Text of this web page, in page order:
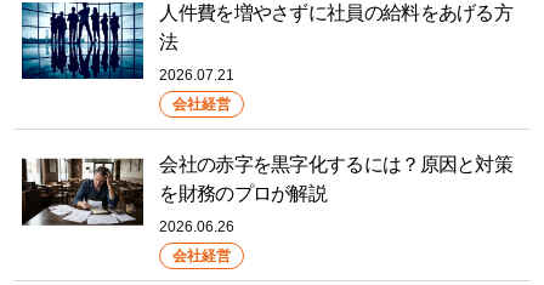
人件費を増やさずに社員の給料をあげる方
法
2026.07.21
会社経営
会社の赤字を黒字化するには？原因と対策
を財務のプロが解説
2026.06.26
会社経営